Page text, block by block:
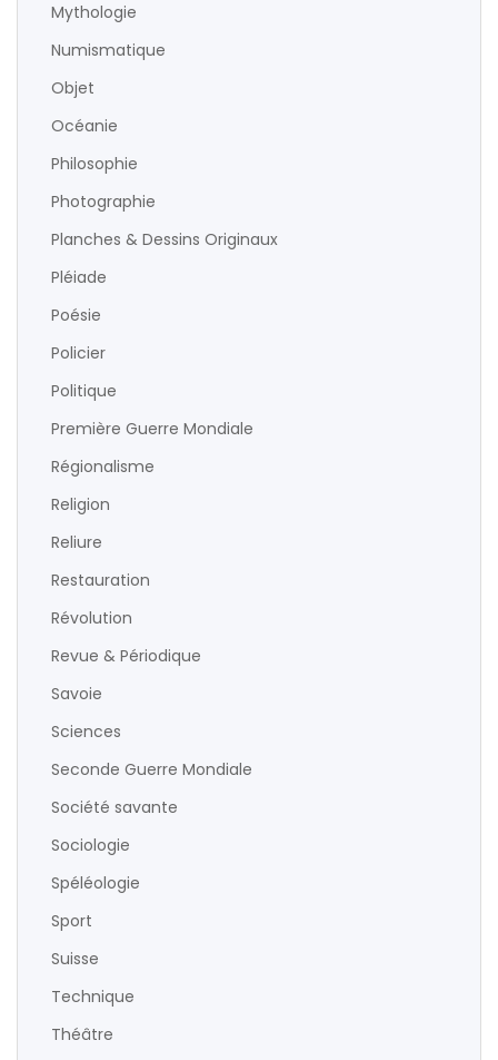
Mythologie
Numismatique
Objet
Océanie
Philosophie
Photographie
Planches & Dessins Originaux
Pléiade
Poésie
Policier
Politique
Première Guerre Mondiale
Régionalisme
Religion
Reliure
Restauration
Révolution
Revue & Périodique
Savoie
Sciences
Seconde Guerre Mondiale
Société savante
Sociologie
Spéléologie
Sport
Suisse
Technique
Théâtre